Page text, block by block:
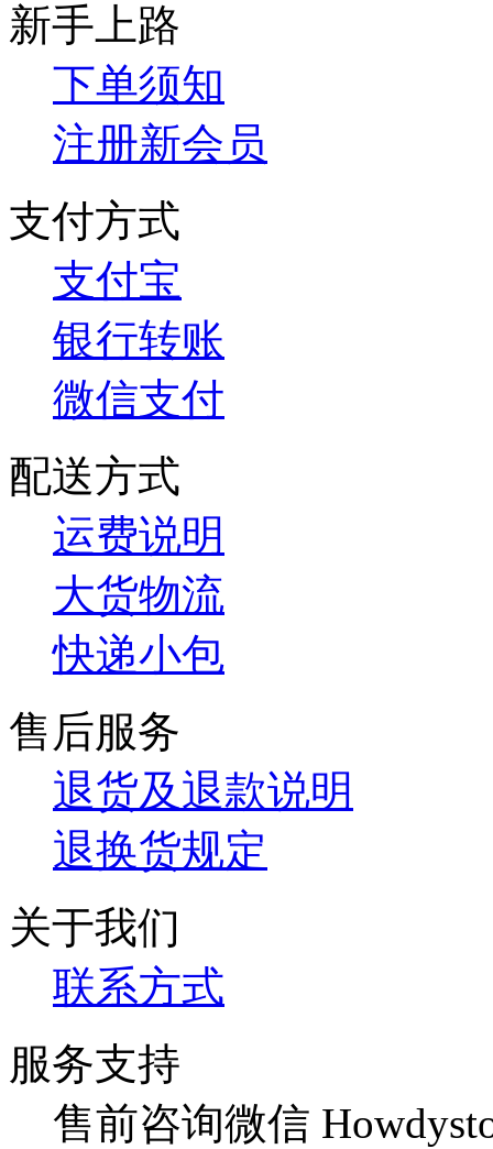
新手上路
下单须知
注册新会员
支付方式
支付宝
银行转账
微信支付
配送方式
运费说明
大货物流
快递小包
售后服务
退货及退款说明
退换货规定
关于我们
联系方式
服务支持
售前咨询微信